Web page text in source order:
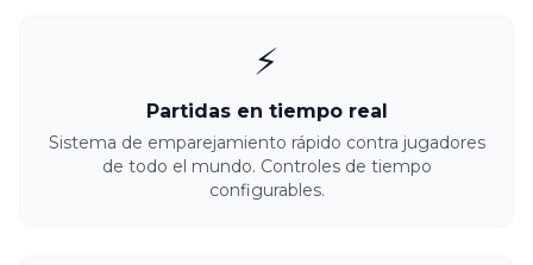
⚡
Partidas en tiempo real
Sistema de emparejamiento rápido contra jugadores
de todo el mundo. Controles de tiempo
configurables.